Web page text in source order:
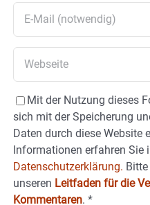
Mit der Nutzung dieses
sich mit der Speicherung
Daten durch diese Website
Informationen erfahren Sie
Datenschutzerklärung.
unseren Leitfaden für die
Kommentaren. *